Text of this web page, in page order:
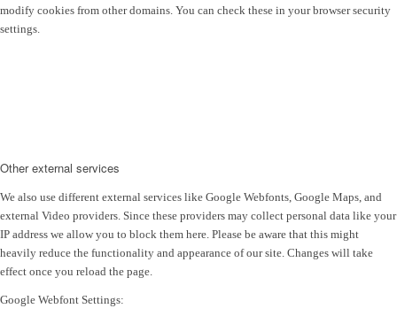
modify cookies from other domains. You can check these in your browser security
settings.
Other external services
We also use different external services like Google Webfonts, Google Maps, and
external Video providers. Since these providers may collect personal data like your
IP address we allow you to block them here. Please be aware that this might
heavily reduce the functionality and appearance of our site. Changes will take
effect once you reload the page.
Google Webfont Settings: